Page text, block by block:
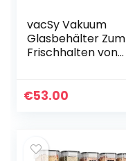
vacSy Vakuum
Glasbehälter Zum
Frischhalten von
mit 3,3 Liter
€53.00